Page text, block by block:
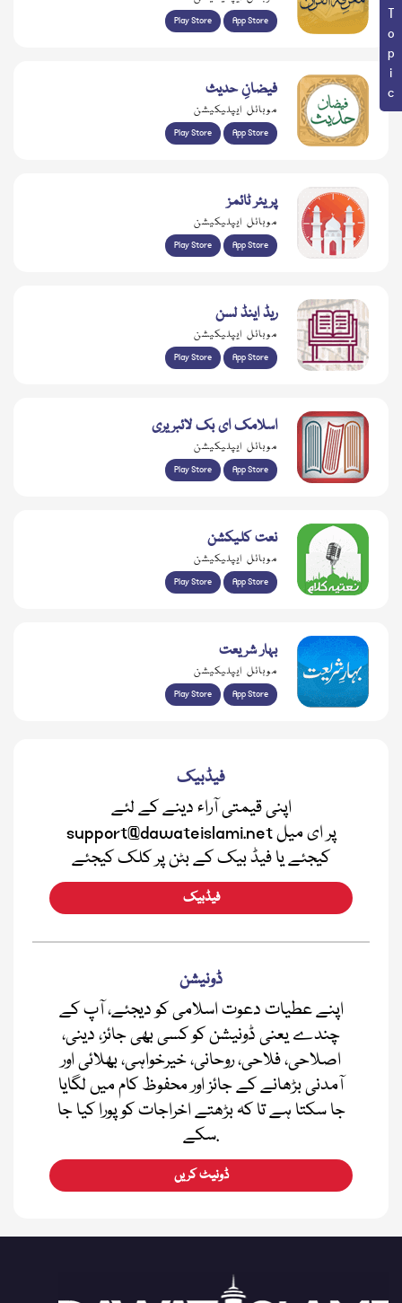
Play Store App Store
فیضانِ حدیث
موبائل ایپلیکیشن
Play Store App Store
پریئر ٹائمز
موبائل ایپلیکیشن
Play Store App Store
ریڈ اینڈ لسن
موبائل ایپلیکیشن
Play Store App Store
اسلامک ای بک لائبریری
موبائل ایپلیکیشن
Play Store App Store
نعت کلیکشن
موبائل ایپلیکیشن
Play Store App Store
بہار شریعت
موبائل ایپلیکیشن
Play Store App Store
فیڈبیک
اپنی قیمتی آراء دینے کے لئے
support@dawateislami.net پر ای میل
کیجئے یا فیڈ بیک کے بٹن پر کلک کیجئے
فیڈبیک
ڈونیشن
اپنے عطیات دعوت اسلامی کو دیجئے، آپ کے
چندے یعنی ڈونیشن کو کسی بھی جائز، دینی،
اصلاحی، فلاحی، روحانی، خیرخواہی، بھلائی اور
آمدنی بڑھانے کے جائز اور محفوظ کام میں لگایا
جا سکتا ہے تا کہ بڑھتے اخراجات کو پورا کیا جا
سکے.
ڈونیٹ کریں